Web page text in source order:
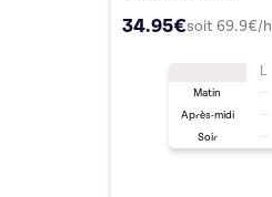
34.95€soit 69.9€/h
L
Matin
Après-midi
Soir